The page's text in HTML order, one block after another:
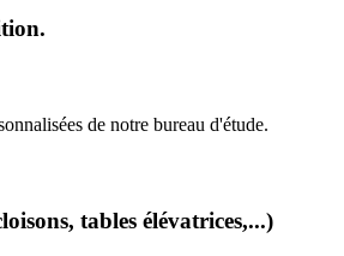
de notre bureau d'étude.
tables élévatrices,...)